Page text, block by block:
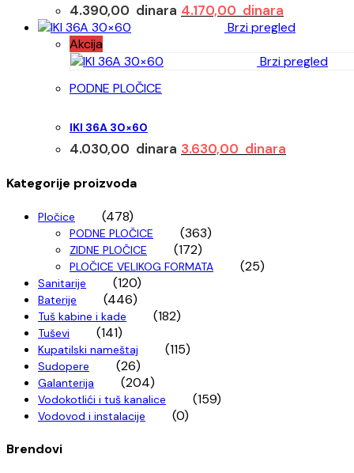
4.390,00 dinara Originalna
4.170,00 dinara
cena
4.170,00
Brzi pregled
Akcija
Brzi pregled
PODNE PLOČICE
IKI 36A 30×60
4.030,00 dinara Originalna
3.630,00 dinara
Kategorije proizvoda
Pločice (478)
PODNE PLOČICE (363)
ZIDNE PLOČICE (172)
PLOČICE VELIKOG FORMATA (25)
Sanitarije (120)
Baterije (446)
Tuš kabine i kade (182)
Tuševi (141)
Kupatilski nameštaj (115)
Sudopere (26)
Galanterija (204)
Vodokotlići i tuš kanalice (159)
Vodovod i instalacije (0)
Brendovi